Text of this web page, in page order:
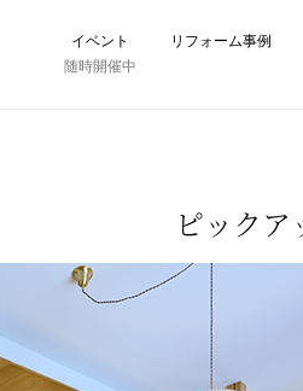
イベント
随時開催中
リフォーム事例
ピック